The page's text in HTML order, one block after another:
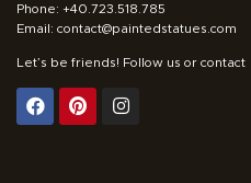
Phone: +40.723.518.785
Email: contact@paintedstatues.com
Let’s be friends! Follow us or contact